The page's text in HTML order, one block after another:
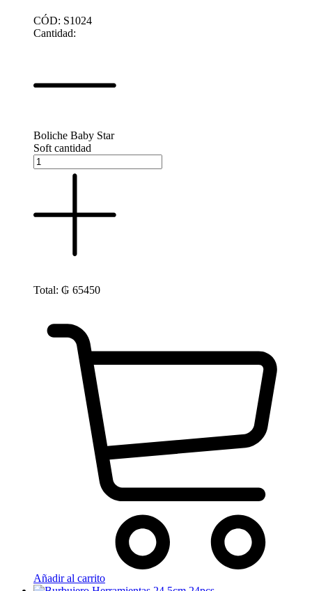
CÓD: S1024
Cantidad:
Boliche Baby Star
Soft cantidad
Total: ₲ 65450
Añadir al carrito